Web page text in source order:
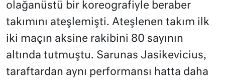
olağanüstü bir koreografiyle beraber
takımını ateşlemişti. Ateşlenen takım ilk
iki maçın aksine rakibini 80 sayının
altında tutmuştu. Sarunas Jasikevicius,
taraftardan aynı performansı hatta daha